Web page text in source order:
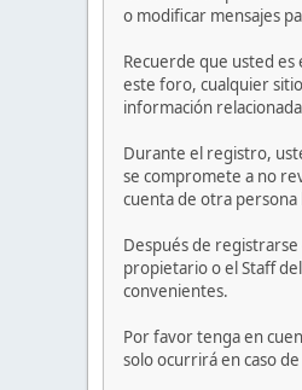
o modificar mensajes
Recuerde que usted
este foro, cualquier
información
Durante el registro,
se compromete a no
cuenta de otra persona
Después de
propietario o el Staff
convenientes.
Por favor tenga en
solo ocurrirá en caso